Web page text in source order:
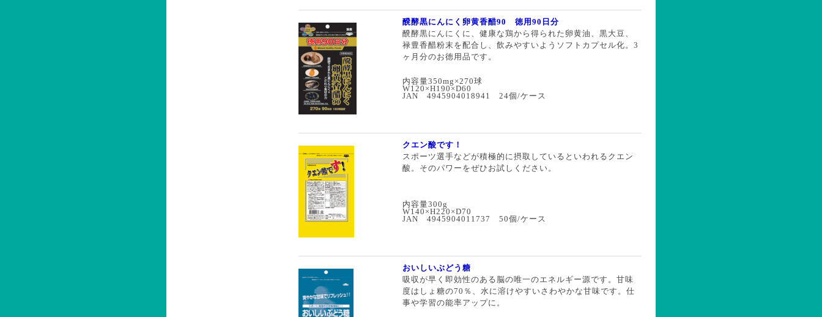
醗酵黒にんにく卵黄香醋90 徳用90日分
醗酵黒にんにくに、健康な鶏から得られた卵黄油、黒大豆、
禄豊香醋粉末を配合し、飲みやすいようソフトカプセル化。3
ヶ月分のお徳用品です。
内容量350mg×270球
W120×H190×D60
JAN 4945904018941 24個/ケース
クエン酸です！
スポーツ選手などが積極的に摂取しているといわれるクエン
酸。そのパワーをぜひお試しください。
内容量300g
W140×H220×D70
JAN 4945904011737 50個/ケース
おいしいぶどう糖
吸収が早く即効性のある脳の唯一のエネルギー源です。甘味
度はしょ糖の70％、水に溶けやすいさわやかな甘味です。仕
事や学習の能率アップに。